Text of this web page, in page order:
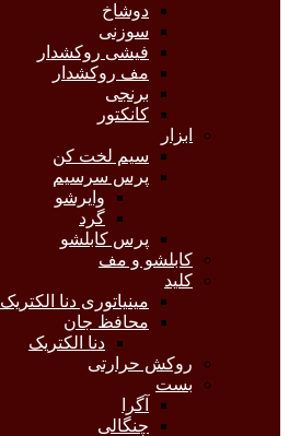
دوشاخ
سوزنی
فیشی روکشدار
مف روکشدار
برنجی
کانکتور
ابزار
سیم لخت کن
پرس سرسیم
وایرشو
گرد
پرس کابلشو
کابلشو و مف
کلید
مینیاتوری دنا الکتریک
محافظ جان
دنا الکتریک
روکش حرارتی
بست
آگرا
چنگالی